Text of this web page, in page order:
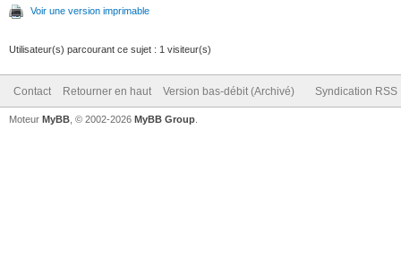
Voir une version imprimable
Utilisateur(s) parcourant ce sujet : 1 visiteur(s)
Contact Retourner en haut Version bas-débit (Archivé) Syndication RSS
Moteur MyBB , © 2002-2026 MyBB Group